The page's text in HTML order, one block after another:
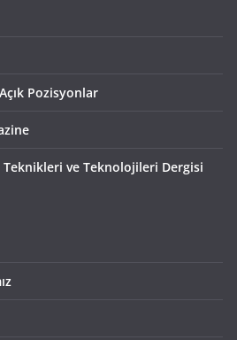
Pozisyonlar
ve Teknolojileri Dergisi